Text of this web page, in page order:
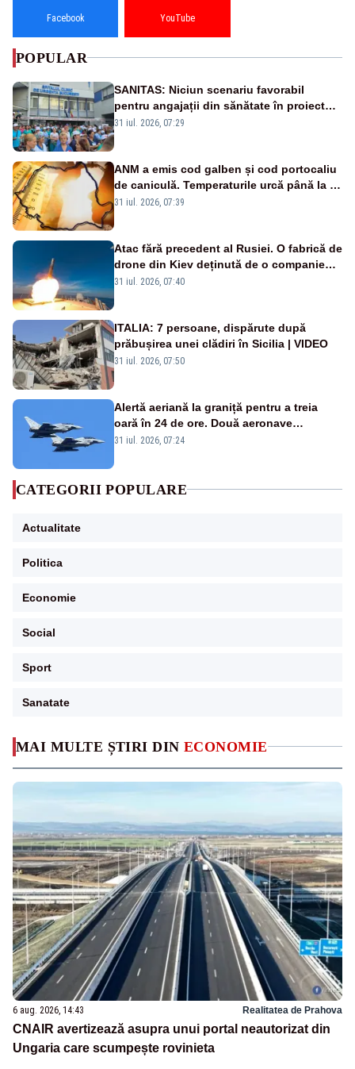
MAI MULTE ȘTIRI DIN ECONOMIE
6 aug. 2026, 14:43 Realitatea de Prahova
CNAIR avertizează asupra unui portal neautorizat din
Ungaria care scumpește rovinieta
Facebook YouTube
POPULAR
SANITAS: Niciun scenariu favorabil
pentru angajații din sănătate în proiectul
Legii salarizării
31 iul. 2026, 07:29
ANM a emis cod galben și cod portocaliu
de caniculă. Temperaturile urcă până la 38
de grade, iar nopțile devin tropicale
31 iul. 2026, 07:39
Atac fără precedent al Rusiei. O fabrică de
drone din Kiev deținută de o companie
americană, distrusă de o rachetă
31 iul. 2026, 07:40
ITALIA: 7 persoane, dispărute după
prăbușirea unei clădiri în Sicilia | VIDEO
31 iul. 2026, 07:50
Alertă aeriană la graniță pentru a treia
oară în 24 de ore. Două aeronave
Eurofighter britanice au fost ridicate de la
31 iul. 2026, 07:24
CATEGORII POPULARE
Actualitate
Politica
Economie
Social
Sport
Sanatate